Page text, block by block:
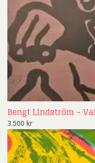
Bengt Lindström –
3.500 kr